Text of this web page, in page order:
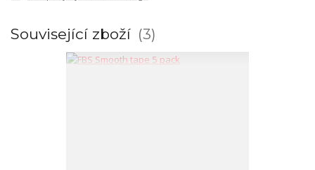
Související zboží 3